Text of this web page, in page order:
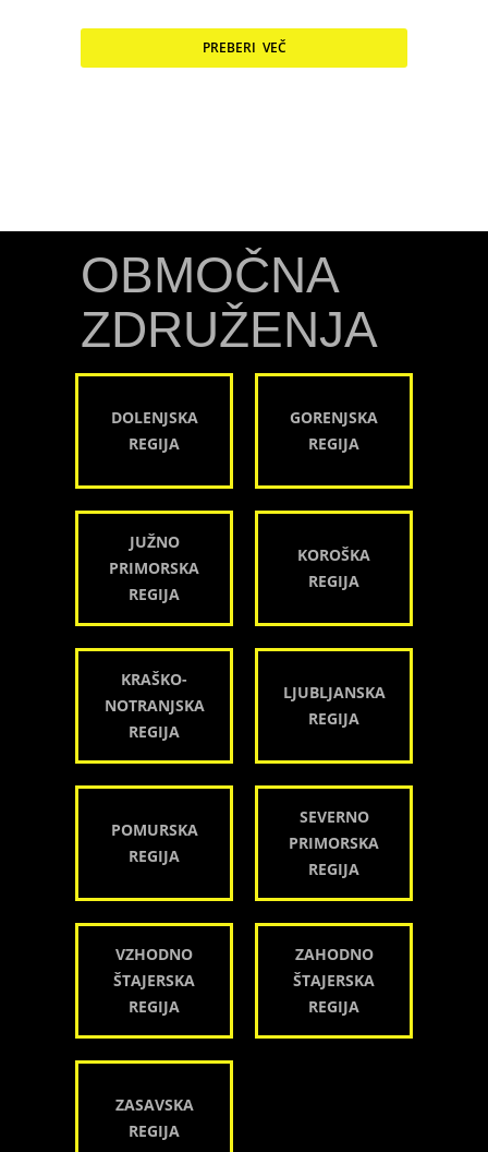
PREBERI VEČ
OBMOČNA
ZDRUŽENJA
DOLENJSKA
REGIJA
GORENJSKA
REGIJA
JUŽNO
PRIMORSKA
REGIJA
KOROŠKA
REGIJA
KRAŠKO-
NOTRANJSKA
REGIJA
LJUBLJANSKA
REGIJA
POMURSKA
REGIJA
SEVERNO
PRIMORSKA
REGIJA
VZHODNO
ŠTAJERSKA
REGIJA
ZAHODNO
ŠTAJERSKA
REGIJA
ZASAVSKA
REGIJA